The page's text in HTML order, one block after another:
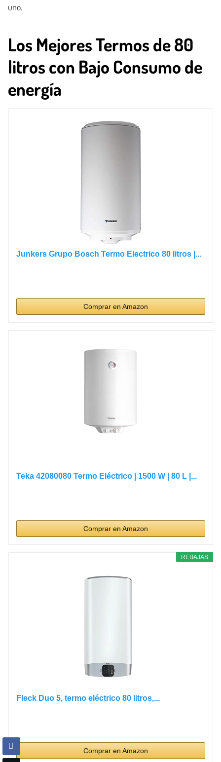
uno.
Los Mejores Termos de 80
litros con Bajo Consumo de
energía
Junkers Grupo Bosch Termo Electrico 80 litros |...
Comprar en Amazon
Teka 42080080 Termo Eléctrico | 1500 W | 80 L |...
Comprar en Amazon
REBAJAS
Fleck Duo 5, termo eléctrico 80 litros,...
Comprar en Amazon